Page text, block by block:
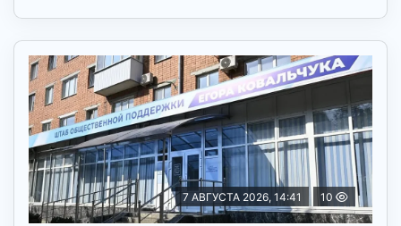
7 АВГУСТА 2026, 14:41 10